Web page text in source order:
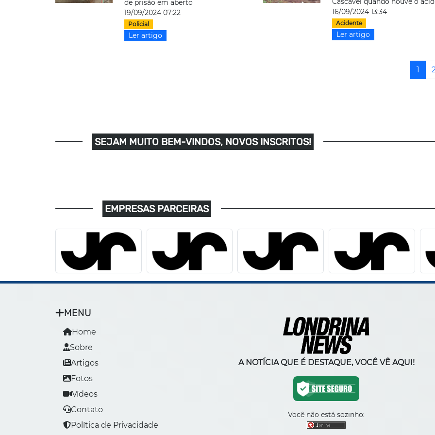
de prisão em aberto
19/09/2024 07:22
Policial
Ler artigo
16/09/2024 13:34
Acidente
Ler artigo
1
SEJAM MUITO BEM-VINDOS, NOVOS INSCRITOS!
EMPRESAS PARCEIRAS
A NOTÍCIA QUE É DESTAQUE, VOCÊ VÊ AQUI!
Você não está sozinho:
MENU
Home
Sobre
Artigos
Fotos
Vídeos
Contato
Política de Privacidade